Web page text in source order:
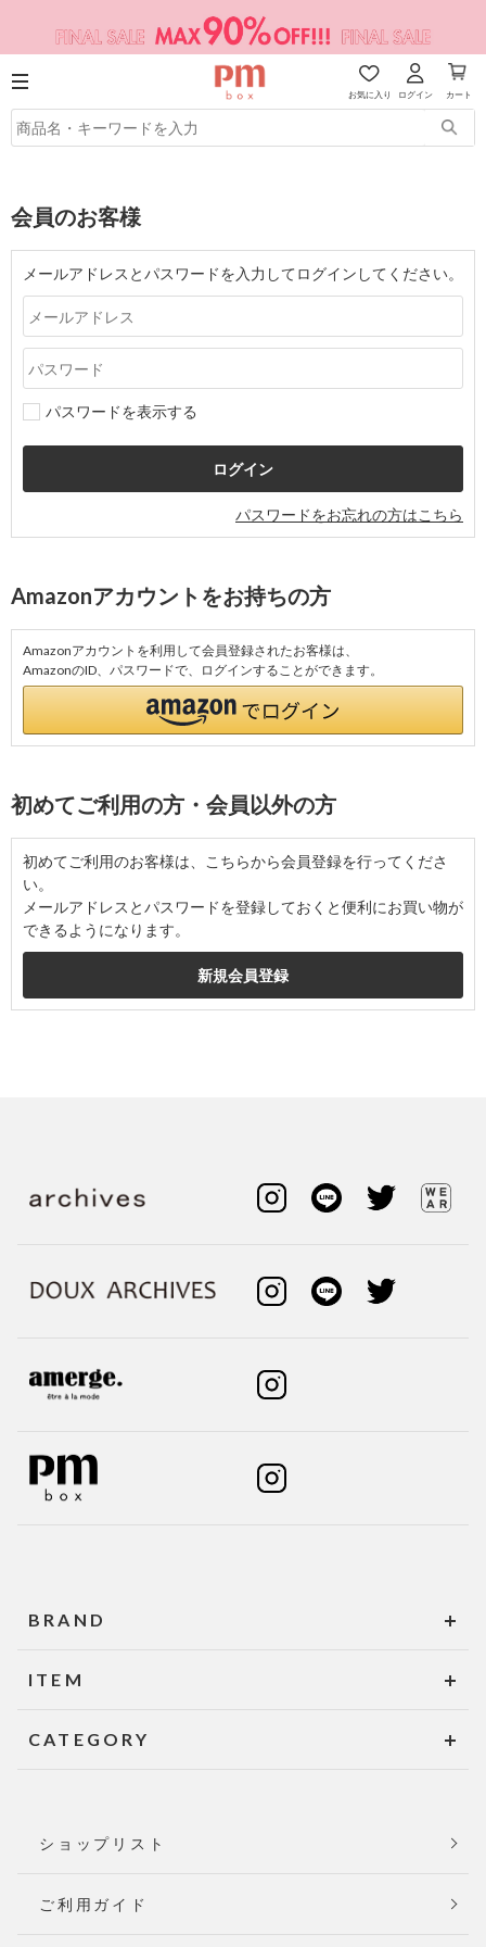
お気に入り ログイン カート
会員のお客様
メールアドレスとパスワードを入力してログインしてください。
パスワードを表示する
パスワードをお忘れの方はこちら
Amazonアカウントをお持ちの方
Amazonアカウントを利用して会員登録されたお客様は、
AmazonのID、パスワードで、ログインすることができます。
初めてご利用の方・会員以外の方
初めてご利用のお客様は、こちらから会員登録を行ってくださ
い。
メールアドレスとパスワードを登録しておくと便利にお買い物が
できるようになります。
BRAND
ITEM
CATEGORY
ショップリスト
ご利用ガイド